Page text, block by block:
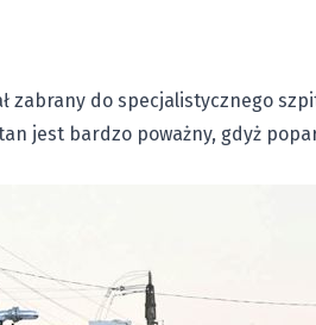
zabrany do specjalistycznego
jest bardzo poważny, gdyż